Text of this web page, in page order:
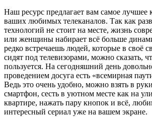
Наш ресурс предлагает вам самое лучшее
ваших любимых телеканалов. Так как
технологий не стоит на месте, жизнь
или женщины набирает всё больше
редко встречаешь людей, которые в своё
сидят под телевизорами, можно сказать,
пользуется. На сегодняшний день
проведением досуга есть «всемирная
Ведь это очень удобно, можно взять в
смартфон, сесть в уютном месте как на
квартире, нажать пару кнопок и всё,
интересный сериал уже на вашем экране.